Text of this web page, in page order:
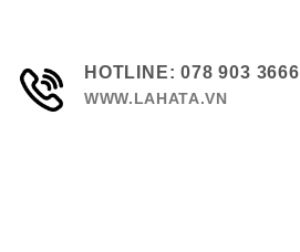
HOTLINE: 078 903 3666
WWW.LAHATA.VN